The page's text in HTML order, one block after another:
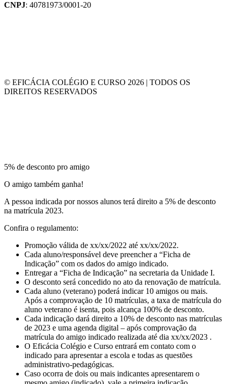
CNPJ: 40781973/0001-20
© EFICÁCIA COLÉGIO E CURSO 2026 | TODOS OS
DIREITOS RESERVADOS
5% de desconto pro amigo
O amigo também ganha!
A pessoa indicada por nossos alunos terá direito a 5% de desconto
na matrícula 2023.
Confira o regulamento:
Promoção válida de xx/xx/2022 até xx/xx/2022.
Cada aluno/responsável deve preencher a “Ficha de
Indicação” com os dados do amigo indicado.
Entregar a “Ficha de Indicação” na secretaria da Unidade I.
O desconto será concedido no ato da renovação de matrícula.
Cada aluno (veterano) poderá indicar 10 amigos ou mais.
Após a comprovação de 10 matrículas, a taxa de matrícula do
aluno veterano é isenta, pois alcança 100% de desconto.
Cada indicação dará direito a 10% de desconto nas matrículas
de 2023 e uma agenda digital – após comprovação da
matrícula do amigo indicado realizada até dia xx/xx/2023 .
O Eficácia Colégio e Curso entrará em contato com o
indicado para apresentar a escola e todas as questões
administrativo-pedagógicas.
Caso ocorra de dois ou mais indicantes apresentarem o